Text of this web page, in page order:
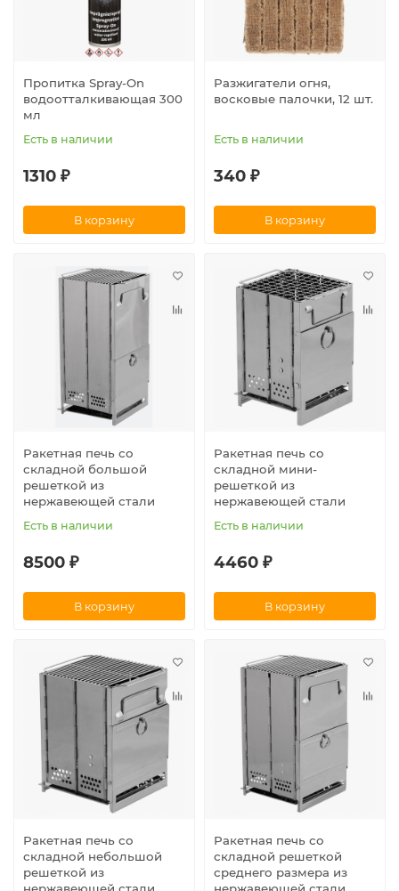
Пропитка Spray-On
водоотталкивающая 300
мл
Есть в наличии
1310 ₽
В корзину
Разжигатели огня,
восковые палочки, 12 шт.
Есть в наличии
340 ₽
В корзину
Ракетная печь со
складной большой
решеткой из
нержавеющей стали
Есть в наличии
8500 ₽
В корзину
Ракетная печь со
складной мини-
решеткой из
нержавеющей стали
Есть в наличии
4460 ₽
В корзину
Ракетная печь со
складной небольшой
решеткой из
нержавеющей стали
Ракетная печь со
складной решеткой
среднего размера из
нержавеющей стали